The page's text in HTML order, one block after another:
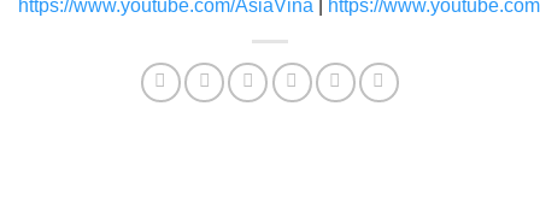
https://www.youtube.com/AsiaVina
https://